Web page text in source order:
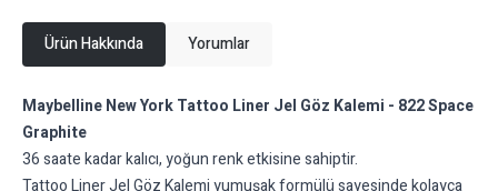
Ürün Hakkında Yorumlar
Maybelline New York Tattoo Liner Jel Göz Kalemi - 822 Space
Graphite
36 saate kadar kalıcı, yoğun renk etkisine sahiptir.
Tattoo Liner Jel Göz Kalemi yumuşak formülü sayesinde kolayca